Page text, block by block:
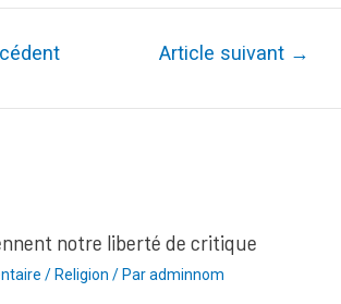
Article suivant →
notre liberté de critique
/ Religion / Paradminnom